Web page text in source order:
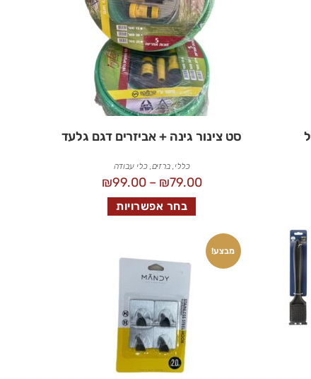
סט צינור גינה + אביזרים דגם גלעד
כללי, ברזים,כלי עבודה
₪79.00
–
₪99.00
בחר אפשרויות
מבצע!